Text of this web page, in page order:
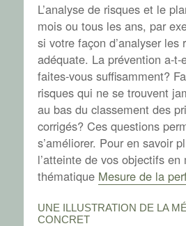
L’analyse de risques et le
mois ou tous les ans, par
si votre façon d’analyser
adéquate. La prévention a-
faites-vous suffisamment?
risques qui ne se trouvent
au bas du classement des
corrigés? Ces questions
s’améliorer. Pour en savoir
l’atteinte de vos objectifs
thématique Mesure de la
UNE ILLUSTRATION DE LA
CONCRET